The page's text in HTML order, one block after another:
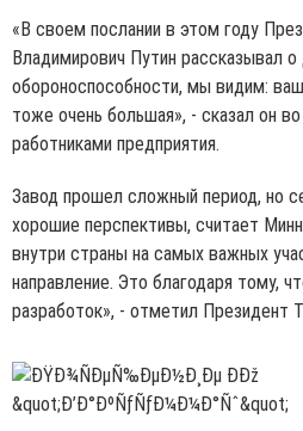
«В своем послании в этом году
Владимирович Путин рассказывал
обороноспособности, мы видим:
тоже очень большая», - сказал он
работниками предприятия.
Завод прошел сложный период, но
хорошие перспективы, считает
внутри страны на самых важных
направление. Это благодаря тому,
разработок», - отметил Президент